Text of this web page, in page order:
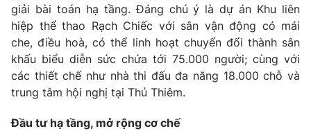
giải bài toán hạ tầng. Đáng chú ý là dự án Khu liên
hiệp thể thao Rạch Chiếc với sân vận động có mái
che, điều hoà, có thể linh hoạt chuyển đổi thành sân
khấu biểu diễn sức chứa tới 75.000 người; cùng với
các thiết chế như nhà thi đấu đa năng 18.000 chỗ và
trung tâm hội nghị tại Thủ Thiêm.
Đầu tư hạ tầng, mở rộng cơ chế